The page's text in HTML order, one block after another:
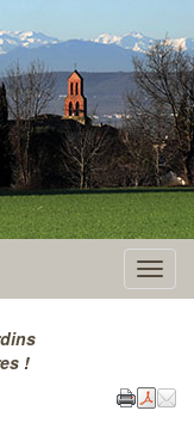
Menu
!